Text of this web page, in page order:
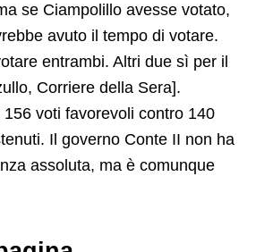
se Ciampolillo avesse votato,
avuto il tempo di votare.
entrambi. Altri due sì per il
Corriere della Sera].
voti favorevoli contro 140
Il governo Conte II non ha
assoluta, ma è comunque